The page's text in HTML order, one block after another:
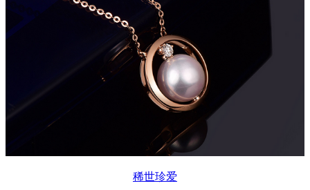
稀世珍爱